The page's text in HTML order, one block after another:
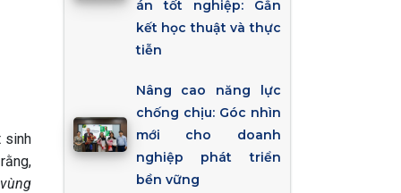
sinh
án tốt nghiệp: Gắn
kết học thuật và thực
tiễn
Nâng cao năng lực
chống chịu: Góc nhìn
mới cho doanh
nghiệp phát triển
bền vững